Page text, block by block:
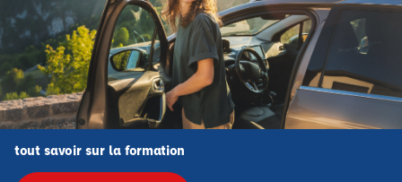
tout savoir sur la formation